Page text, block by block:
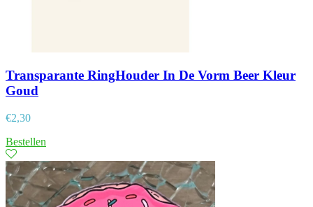
Transparante RingHouder In De Vorm Beer Kleur
Goud
€2,30
Bestellen